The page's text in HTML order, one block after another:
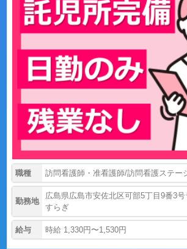
職種 訪問看護師・准看護師/訪問看護ステー
勤務地
広島県広島市安佐北区可部5丁目9番3
すらぎ
給与 時給 1,330円〜1,530円